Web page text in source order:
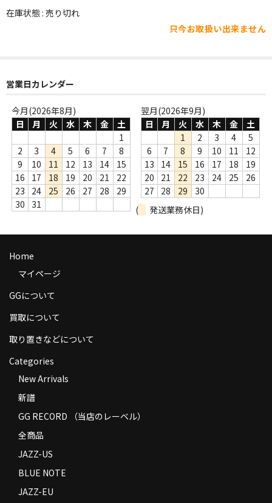
その他
Webのみ no.2
Webのみ no.3
Webのみ no.4
売り切れ
商品の発送
お支払い方法
Privacy Policy
特定商取引法に基づく表示
在庫状態 : 売り切れ
只今お取扱い出来ません
営業日カレンダー
今月(2026年8月)
日
月 火 水 木 金
土
1
2
3 4 5 6 7
8
9
10 11 12 13 14
15
16
17 18 19 20 21
22
23
24 25 26 27 28
29
30
31
翌月(2026年9月)
日
月 火 水 木 金
土
1
2 3 4
5
6
7 8 9 10 11
12
13
14 15 16 17 18
19
20
21 22 23 24 25
26
27
28 29
30
(
発送業務休日)
Home
マイページ
GGについて
買取について
取り置きなどについて
Categories
New Arrivals
新譜
GG RECORD （当店のレーベル）
全商品
JAZZ-US
BLUE NOTE
JAZZ-EU